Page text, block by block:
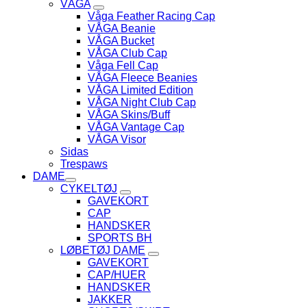
VÅGA
Våga Feather Racing Cap
VÅGA Beanie
VÅGA Bucket
VÅGA Club Cap
Våga Fell Cap
VÅGA Fleece Beanies
VÅGA Limited Edition
VÅGA Night Club Cap
VÅGA Skins/Buff
VÅGA Vantage Cap
VÅGA Visor
Sidas
Trespaws
DAME
CYKELTØJ
GAVEKORT
CAP
HANDSKER
SPORTS BH
LØBETØJ DAME
GAVEKORT
CAP/HUER
HANDSKER
JAKKER